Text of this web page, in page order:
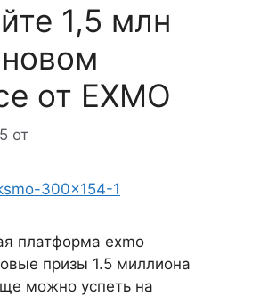
1,5 млн
от EXMO
от
платформа exmo
призы 1.5 миллиона
можно успеть на